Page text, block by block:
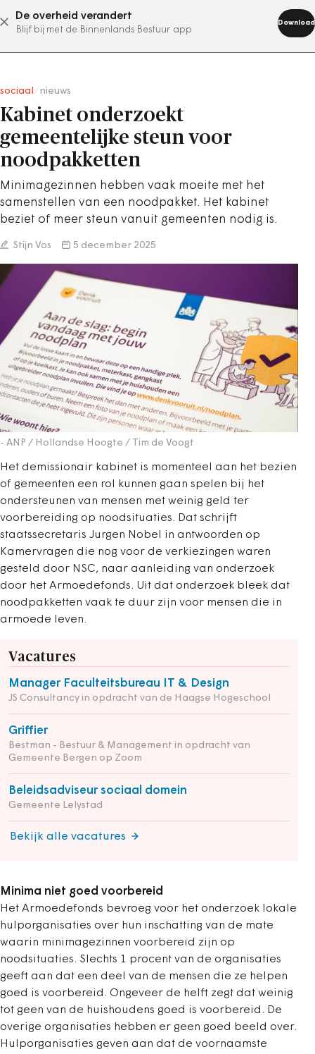
De overheid verandert
Blijf bij met de Binnenlands Bestuur app
Download
abonneer nu
sociaal nieuws
Kabinet onderzoekt
gemeentelijke steun voor
noodpakketten
Minimagezinnen hebben vaak moeite met het
samenstellen van een noodpakket. Het kabinet
beziet of meer steun vanuit gemeenten nodig is.
Stijn Vos 5 december 2025
- ANP / Hollandse Hoogte / Tim de Voogt
Het demissionair kabinet is momenteel aan het bezien
of gemeenten een rol kunnen gaan spelen bij het
ondersteunen van mensen met weinig geld ter
voorbereiding op noodsituaties. Dat schrijft
staatssecretaris Jurgen Nobel in antwoorden op
Kamervragen die nog voor de verkiezingen waren
gesteld door NSC, naar aanleiding van onderzoek
door het Armoedefonds. Uit dat onderzoek bleek dat
noodpakketten vaak te duur zijn voor mensen die in
armoede leven.
Vacatures
Manager Faculteitsbureau IT & Design
JS Consultancy in opdracht van de Haagse Hogeschool
Griffier
Bestman - Bestuur & Management in opdracht van
Gemeente Bergen op Zoom
Beleidsadviseur sociaal domein
Gemeente Lelystad
Bekijk alle vacatures
Minima niet goed voorbereid
Het Armoedefonds bevroeg voor het onderzoek lokale
hulporganisaties over hun inschatting van de mate
waarin minimagezinnen voorbereid zijn op
noodsituaties. Slechts 1 procent van de organisaties
geeft aan dat een deel van de mensen die ze helpen
goed is voorbereid. Ongeveer de helft zegt dat weinig
tot geen van de huishoudens goed is voorbereid. De
overige organisaties hebben er geen goed beeld over.
Hulporganisaties geven aan dat de voornaamste